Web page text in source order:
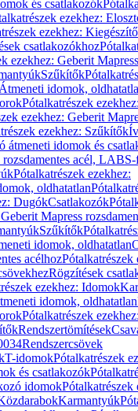
és csatlakozók
ezekhez:
ezekhez:
csatlakozókhoz
ezekhez: Geberit
Szűkítők
Átmeneti idomok,
Pótalkatrészek
ezekhez: Geberit
ezekhez: Szűkítők
átmeneti idomok és
acél, LABS-
Pótalkatrészek ezekhez:
oldhatatlan
DugókCsatlakozók
Mapress
Szűkítők
idomok, oldhatatlan
acélhoz
Rögzítések
ezekhez: Idomok
idomok, oldhatatlan
Pótalkatrészek
Rendszertömítések
Rendszercsövek
T-idomokPótalkatrészek
és csatlakozók
idomokPótalkatrészek
Karmantyúk